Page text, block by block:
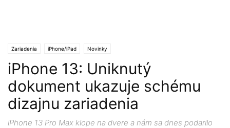
Zariadenia iPhone/iPad Novinky
iPhone 13: Uniknutý
dokument ukazuje schému
dizajnu zariadenia
iPhone 13 Pro Max klope na dvere a nám sa dnes podarilo